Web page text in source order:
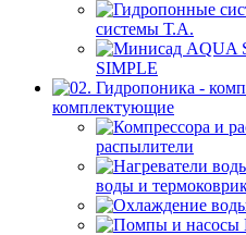
системы Т.A.
SIMPLE
комплектующие
распылители
воды и